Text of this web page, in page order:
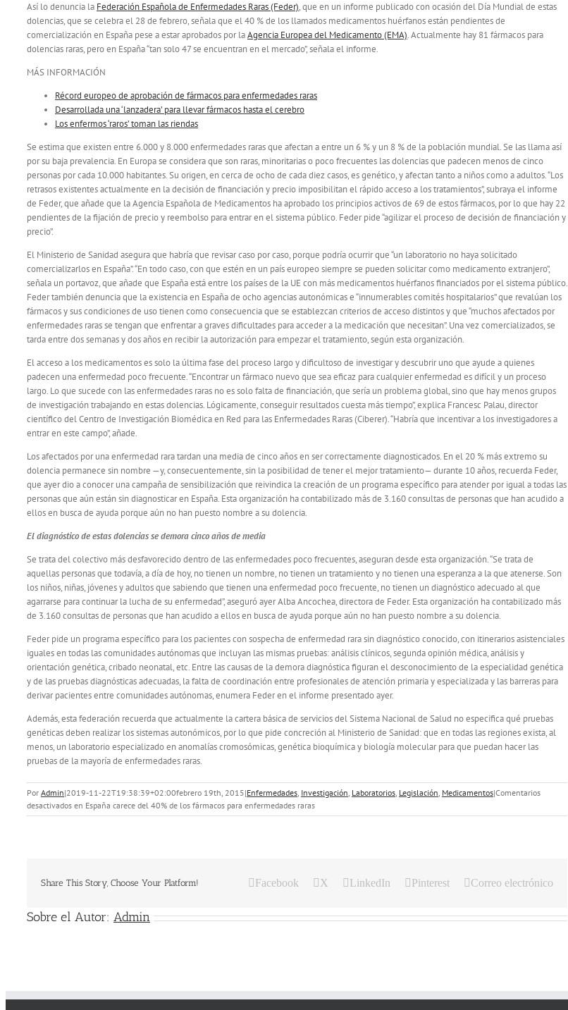
Así lo denuncia la Federación Española de Enfermedades Raras (Feder), que en un informe publicado con ocasión del Día Mundial de estas
dolencias, que se celebra el 28 de febrero, señala que el 40 % de los llamados medicamentos huérfanos están pendientes de
comercialización en España pese a estar aprobados por laAgencia Europea del Medicamento (EMA). Actualmente hay 81 fármacos para
dolencias raras, pero en España “tan solo 47 se encuentran en el mercado”, señala el informe.
MÁS INFORMACIÓN
Récord europeo de aprobación de fármacos para enfermedades raras
Desarrollada una ‘lanzadera’ para llevar fármacos hasta el cerebro
Los enfermos ‘raros’ toman las riendas
Se estima que existen entre 6.000 y 8.000 enfermedades raras que afectan a entre un 6 % y un 8 % de la población mundial. Se las llama así
por su baja prevalencia. En Europa se considera que son raras, minoritarias o poco frecuentes las dolencias que padecen menos de cinco
personas por cada 10.000 habitantes. Su origen, en cerca de ocho de cada diez casos, es genético, y afectan tanto a niños como a adultos. “Los
retrasos existentes actualmente en la decisión de financiación y precio imposibilitan el rápido acceso a los tratamientos”, subraya el informe
de Feder, que añade que la Agencia Española de Medicamentos ha aprobado los principios activos de 69 de estos fármacos, por lo que hay 22
pendientes de la fijación de precio y reembolso para entrar en el sistema público. Feder pide “agilizar el proceso de decisión de financiación y
precio”.
El Ministerio de Sanidad asegura que habría que revisar caso por caso, porque podría ocurrir que “un laboratorio no haya solicitado
comercializarlos en España”. “En todo caso, con que estén en un país europeo siempre se pueden solicitar como medicamento extranjero”,
señala un portavoz, que añade que España está entre los países de la UE con más medicamentos huérfanos financiados por el sistema público.
Feder también denuncia que la existencia en España de ocho agencias autonómicas e “innumerables comités hospitalarios” que revalúan los
fármacos y sus condiciones de uso tienen como consecuencia que se establezcan criterios de acceso distintos y que “muchos afectados por
enfermedades raras se tengan que enfrentar a graves dificultades para acceder a la medicación que necesitan”. Una vez comercializados, se
tarda entre dos semanas y dos años en recibir la autorización para empezar el tratamiento, según esta organización.
El acceso a los medicamentos es solo la última fase del proceso largo y dificultoso de investigar y descubrir uno que ayude a quienes
padecen una enfermedad poco frecuente. “Encontrar un fármaco nuevo que sea eficaz para cualquier enfermedad es difícil y un proceso
largo. Lo que sucede con las enfermedades raras no es solo falta de financiación, que sería un problema global, sino que hay menos grupos
de investigación trabajando en estas dolencias. Lógicamente, conseguir resultados cuesta más tiempo”, explica Francesc Palau, director
científico del Centro de Investigación Biomédica en Red para las Enfermedades Raras (Ciberer). “Habría que incentivar a los investigadores a
entrar en este campo”, añade.
Los afectados por una enfermedad rara tardan una media de cinco años en ser correctamente diagnosticados. En el 20 % más extremo su
dolencia permanece sin nombre —y, consecuentemente, sin la posibilidad de tener el mejor tratamiento— durante 10 años, recuerda Feder,
que ayer dio a conocer una campaña de sensibilización que reivindica la creación de un programa específico para atender por igual a todas las
personas que aún están sin diagnosticar en España. Esta organización ha contabilizado más de 3.160 consultas de personas que han acudido a
ellos en busca de ayuda porque aún no han puesto nombre a su dolencia.
El diagnóstico de estas dolencias se demora cinco años de media
Se trata del colectivo más desfavorecido dentro de las enfermedades poco frecuentes, aseguran desde esta organización. “Se trata de
aquellas personas que todavía, a día de hoy, no tienen un nombre, no tienen un tratamiento y no tienen una esperanza a la que atenerse. Son
los niños, niñas, jóvenes y adultos que sabiendo que tienen una enfermedad poco frecuente, no tienen un diagnóstico adecuado al que
agarrarse para continuar la lucha de su enfermedad”, aseguró ayer Alba Ancochea, directora de Feder. Esta organización ha contabilizado más
de 3.160 consultas de personas que han acudido a ellos en busca de ayuda porque aún no han puesto nombre a su dolencia.
Feder pide un programa específico para los pacientes con sospecha de enfermedad rara sin diagnóstico conocido, con itinerarios asistenciales
iguales en todas las comunidades autónomas que incluyan las mismas pruebas: análisis clínicos, segunda opinión médica, análisis y
orientación genética, cribado neonatal, etc. Entre las causas de la demora diagnóstica figuran el desconocimiento de la especialidad genética
y de las pruebas diagnósticas adecuadas, la falta de coordinación entre profesionales de atención primaria y especializada y las barreras para
derivar pacientes entre comunidades autónomas, enumera Feder en el informe presentado ayer.
Además, esta federación recuerda que actualmente la cartera básica de servicios del Sistema Nacional de Salud no especifica qué pruebas
genéticas deben realizar los sistemas autonómicos, por lo que pide concreción al Ministerio de Sanidad: que en todas las regiones exista, al
menos, un laboratorio especializado en anomalías cromosómicas, genética bioquímica y biología molecular para que puedan hacer las
pruebas de la mayoría de enfermedades raras.
Por Admin|2019-11-22T19:38:39+02:00febrero 19th, 2015|Enfermedades, Investigación, Laboratorios, Legislación, Medicamentos|Comentarios
desactivados en España carece del 40% de los fármacos para enfermedades raras
Share This Story, Choose Your Platform! Facebook X LinkedIn Pinterest Correo electrónico
Sobre el Autor: Admin